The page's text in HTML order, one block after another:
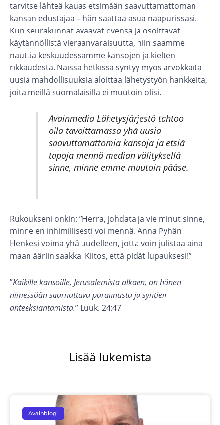
tarvitse lähteä kauas etsimään saavuttamattoman
kansan edustajaa – hän saattaa asua naapurissasi.
Kun seurakunnat avaavat ovensa ja osoittavat
käytännöllistä vieraanvaraisuutta, niin saamme
nauttia keskuudessamme kansojen ja kielten
rikkaudesta. Näissä hetkissä syntyy myös arvokkaita
uusia mahdollisuuksia aloittaa lähetystyön hankkeita,
joita meillä suomalaisilla ei muutoin olisi.
Avainmedia Lähetysjärjestö tahtoo
olla tavoittamassa yhä uusia
saavuttamattomia kansoja ja etsiä
tapoja mennä median välityksellä
sinne, minne emme muutoin pääse.
Rukoukseni onkin: ”Herra, johdata ja vie minut sinne,
minne en inhimillisesti voi mennä. Anna Pyhän
Henkesi voima yhä uudelleen, jotta voin julistaa aina
maan ääriin saakka. Kiitos, että pidät lupauksesi!”
”Kaikille kansoille, Jerusalemista alkaen, on hänen
nimessään saarnattava parannusta ja syntien
anteeksiantamista.” Luuk. 24:47
Lisää lukemista
Avainblogi